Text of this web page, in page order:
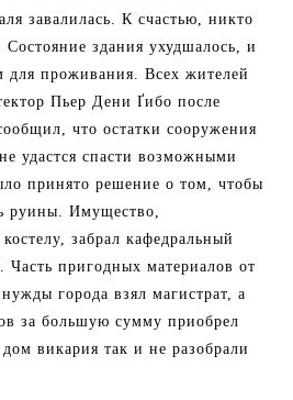
завалилась. К счастью, никто
здания ухудшалось, и
для проживания. Всех жителей
Пьер Дени Ґибо после
что остатки сооружения
удастся спасти возможными
принято решение о том, чтобы
руины. Имущество,
забрал кафедральный
Часть пригодных материалов от
города взял магистрат, а
за большую сумму приобрел
викария так и не разобрали